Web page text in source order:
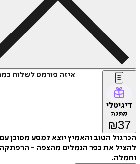
איזה פורמט לשלוח
דיגיטלי
מתנה
₪37
הכרגול הטוב והאמיץ יוצא למסע מסוכן
להציל את כפר הנמלים מהצפה -
וחמלה.